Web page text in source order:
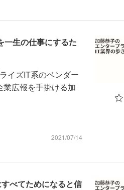
一生の仕事にするた
イズIT系のベンダー
広報を手掛ける加
2021/07/14
べてためになると信